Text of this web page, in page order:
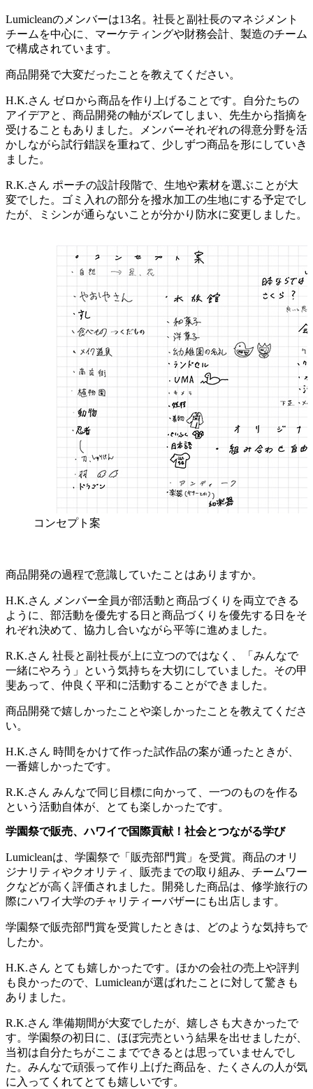
Lumicleanのメンバーは13名。社長と副社長のマネジメント
チームを中心に、マーケティングや財務会計、製造のチーム
で構成されています。
商品開発で大変だったことを教えてください。
H.K.さん ゼロから商品を作り上げることです。自分たちの
アイデアと、商品開発の軸がズレてしまい、先生から指摘を
受けることもありました。メンバーそれぞれの得意分野を活
かしながら試行錯誤を重ねて、少しずつ商品を形にしていき
ました。
R.K.さん ポーチの設計段階で、生地や素材を選ぶことが大
変でした。ゴミ入れの部分を撥水加工の生地にする予定でし
たが、ミシンが通らないことが分かり防水に変更しました。
コンセプト案
商品開発の過程で意識していたことはありますか。
H.K.さん メンバー全員が部活動と商品づくりを両立できる
ように、部活動を優先する日と商品づくりを優先する日をそ
れぞれ決めて、協力し合いながら平等に進めました。
R.K.さん 社長と副社長が上に立つのではなく、「みんなで
一緒にやろう」という気持ちを大切にしていました。その甲
斐あって、仲良く平和に活動することができました。
商品開発で嬉しかったことや楽しかったことを教えてくださ
い。
H.K.さん 時間をかけて作った試作品の案が通ったときが、
一番嬉しかったです。
R.K.さん みんなで同じ目標に向かって、一つのものを作る
という活動自体が、とても楽しかったです。
学園祭で販売、ハワイで国際貢献！社会とつながる学び
Lumicleanは、学園祭で「販売部門賞」を受賞。商品のオリ
ジナリティやクオリティ、販売までの取り組み、チームワー
クなどが高く評価されました。開発した商品は、修学旅行の
際にハワイ大学のチャリティーバザーにも出店します。
学園祭で販売部門賞を受賞したときは、どのような気持ちで
したか。
H.K.さん とても嬉しかったです。ほかの会社の売上や評判
も良かったので、Lumicleanが選ばれたことに対して驚きも
ありました。
R.K.さん 準備期間が大変でしたが、嬉しさも大きかったで
す。学園祭の初日に、ほぼ完売という結果を出せましたが、
当初は自分たちがここまでできるとは思っていませんでし
た。みんなで頑張って作り上げた商品を、たくさんの人が気
に入ってくれてとても嬉しいです。